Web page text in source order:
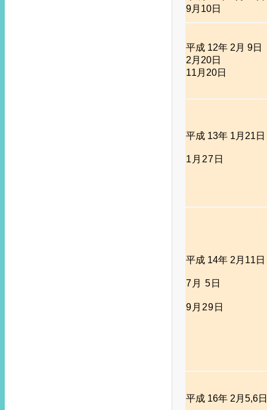
9月10日
平成 12年 2月 9日
2月20日
11月20日
平成 13年 1月21日
1月27日
平成 14年 2月11日
7月 5日
9月29日
平成 16年 2月5,6日